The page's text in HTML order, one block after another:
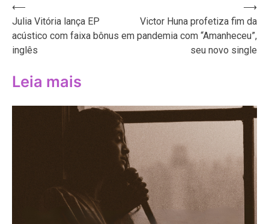
Navegação
de
Post
⟵
Julia Vitória lança EP
acústico com faixa bônus em
inglês
Victor Huna profetiza fim da
pandemia com “Amanheceu”,
seu novo single
⟶
Leia mais